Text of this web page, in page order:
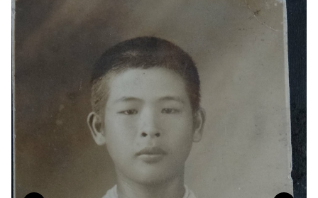
背景知識
關於我們
意見信箱